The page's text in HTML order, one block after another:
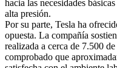
hacia las necesidades
alta presión.
Por su parte, Tesla ha
opuesta. La compañía
realizada a cerca de 7.500
comprobado que